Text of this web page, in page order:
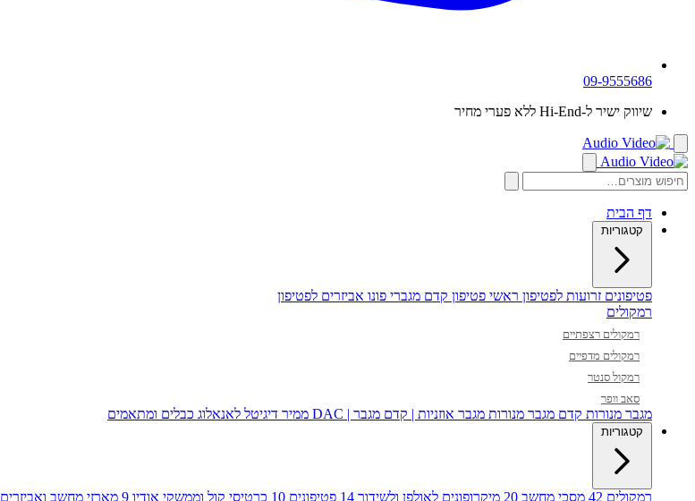
09-9555686
שיווק ישיר ל-Hi-End ללא פערי מחיר
דף הבית
קטגוריות
פטיפונים זרועות לפטיפון ראשי פטיפון קדם מגברי פונו אביזרים לפטיפון
רמקולים
רמקולים רצפתיים
רמקולים מדפיים
רמקול סנטר
סאב וופר
מגבר מנורות קדם מגבר מנורות מגבר אוזניות | קדם מגבר | DAC ממיר דיגיטל לאנאלוג כבלים ומתאמים
קטגוריות
רמקולים 42 מסכי מחשב 20 מיקרופונים לאולפן ולשידור 14 פטיפונים 10 כרטיסי קול וממשקי אודיו 9 מארזי מחשב ואביזרים